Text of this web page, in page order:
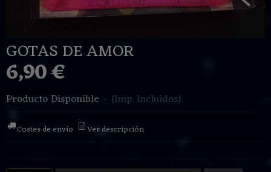
GOTAS DE AMOR
6,90 €
Producto Disponible - (Imp. Incluidos)
Costes de envío Ver descripción